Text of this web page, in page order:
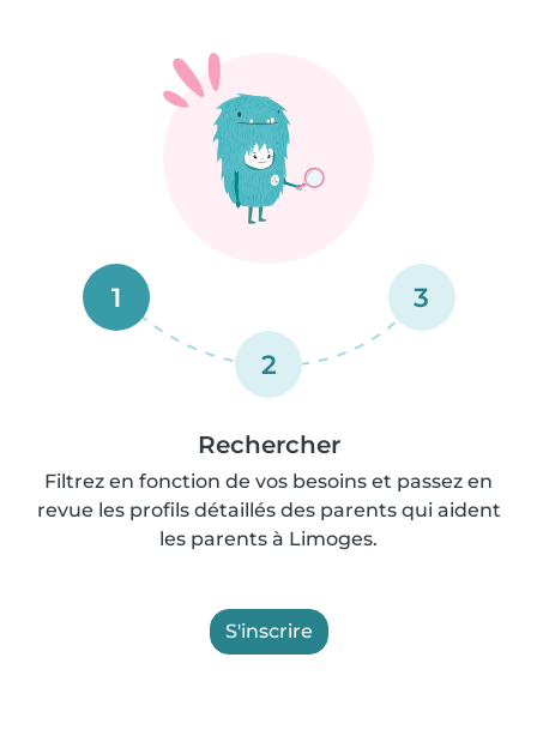
1
2
3
Rechercher
Filtrez en fonction de vos besoins et passez en
revue les profils détaillés des parents qui aident
les parents à Limoges.
S'inscrire